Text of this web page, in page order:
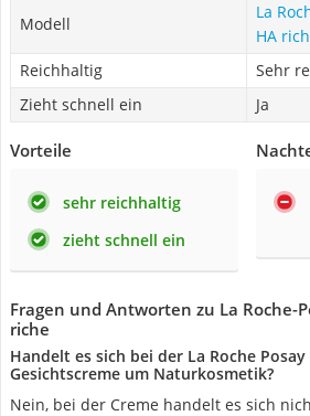
Modell
La
HA
Reichhaltig
Sehr
Zieht schnell ein
Ja
Vorteile
sehr reichhaltig
zieht schnell ein
Fragen und Antworten zu La Roche-
riche
Handelt es sich bei der La Roche
Gesichtscreme um Naturkosmetik?
Nein, bei der Creme handelt es sich